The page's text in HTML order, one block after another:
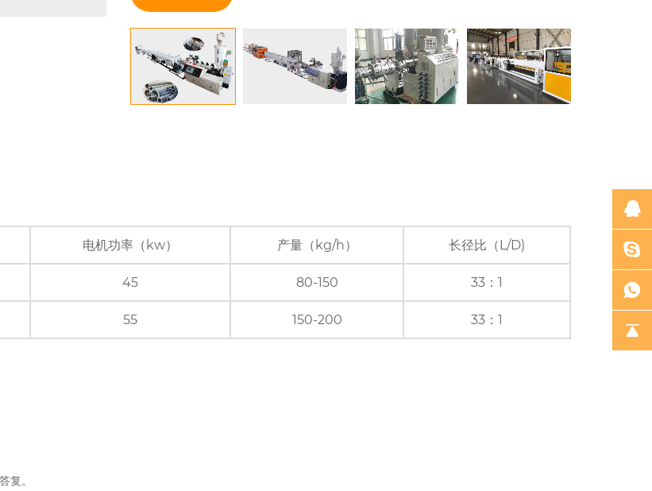
电机功率（kw） 产量（kg/h） 长径比（L/D)
45 80-150 33：1
55 150-200 33：1
复。